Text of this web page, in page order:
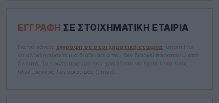
ΕΓΓΡΑΦΉ ΣΕ ΣΤΟΙΧΗΜΑΤΙΚΉ ΕΤΑΙΡΊΑ
Για να κάνετε εγγραφή σε στοιχηματική εταιρία , απαιτείται
να ολοκληρώσετε μια διαδικασία που δεν διαρκεί παραπάνω από
5 λεπτά. Το πρώτο πράγμα που χρειάζεται να έχετε είναι ένας
ηλεκτρονικός λογαριασμός (email).